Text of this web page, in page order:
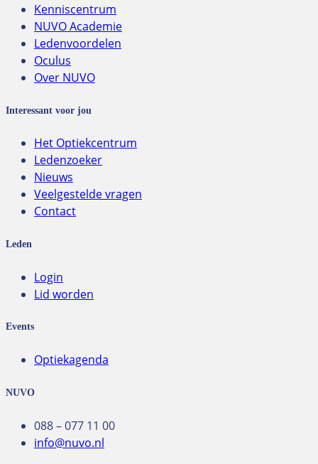
Kenniscentrum
NUVO Academie
Ledenvoordelen
Oculus
Over NUVO
Interessant voor jou
Het Optiekcentrum
Ledenzoeker
Nieuws
Veelgestelde vragen
Contact
Leden
Login
Lid worden
Events
Optiekagenda
NUVO
088 – 077 11 00
info@nuvo.nl